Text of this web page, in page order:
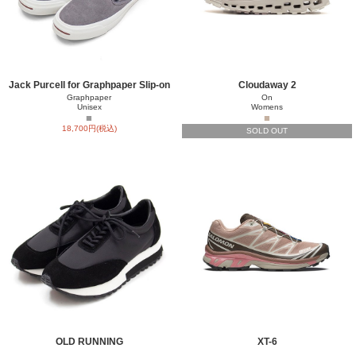
Jack Purcell for Graphpaper Slip-on
Graphpaper
Unisex
■
18,700円(税込)
Cloudaway 2
On
Womens
■
SOLD OUT
OLD RUNNING XT-6